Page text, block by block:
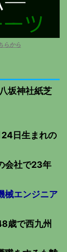
らから
坂神社紙芝
日生まれの
会社で23年
械エンジニア
歳で西九州